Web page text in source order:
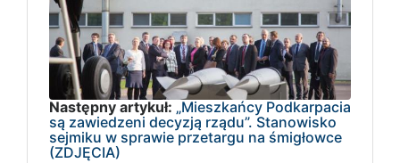
Następny artykuł: „Mieszkańcy Podkarpacia
są zawiedzeni decyzją rządu”. Stanowisko
sejmiku w sprawie przetargu na śmigłowce
(ZDJĘCIA)